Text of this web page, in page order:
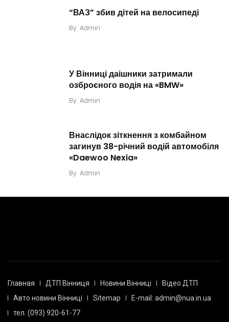
“ВАЗ” збив дітей на велосипеді
By Admin
У Вінниці даішники затримали
озброєного водія на «BMW»
By Admin
Внаслідок зіткнення з комбайном
загинув 38-річний водій автомобіля
«Daewoo Nexia»
By Admin
Главная ДТП Вінниця Новини Вінниці
Відео ДТП
Авто новини Вінниці
Sitemap
E-mail: admin@nua.in.ua
тел. (093) 920-61-77